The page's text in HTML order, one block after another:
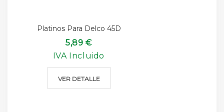
Platinos Para Delco 45D
5,89 €
IVA Incluido
VER DETALLE